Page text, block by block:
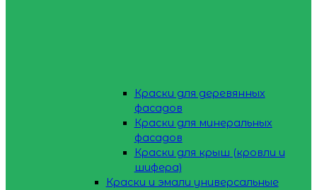
Краски для деревянных
фасадов
Краски для минеральных
фасадов
Краски для крыш (кровли и
шифера)
Краски и эмали универсальные